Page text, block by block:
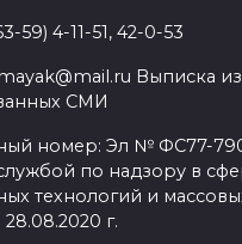
59) 4-11-51, 42-0-53
Выписка
СМИ
номер: Эл № ФС77-
по надзору в
технологий и
г.